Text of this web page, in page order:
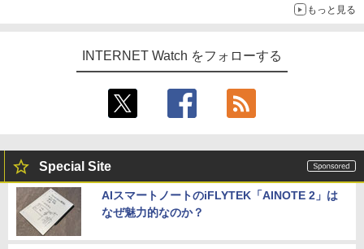
もっと見る
INTERNET Watch をフォローする
Special Site
AIスマートノートのiFLYTEK「AINOTE 2」は
なぜ魅力的なのか？